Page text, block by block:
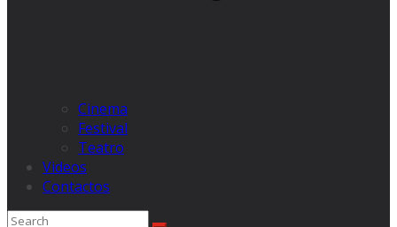
Cinema
Festival
Teatro
Videos
Contactos